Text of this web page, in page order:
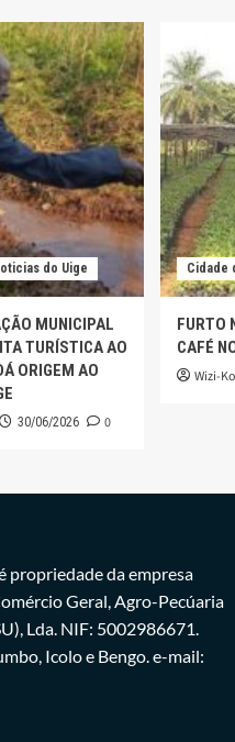
do Uige
MUNICIPAL
TURÍSTICA AO
ORIGEM AO
30/06/2026 0
Cidade
FURTO
CAFÉ
Wizi-
propriedade da empresa
Geral, Agro-Pecúaria
Lda. NIF: 5002986671.
Icolo e Bengo. e-mail: